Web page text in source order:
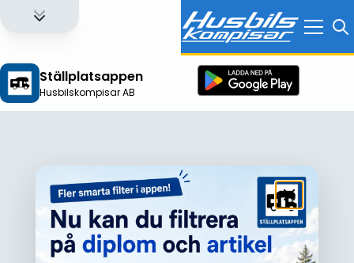
Ställplatsappen
Husbilskompisar AB
Logga in för att få full tillgång till alla funktioner!